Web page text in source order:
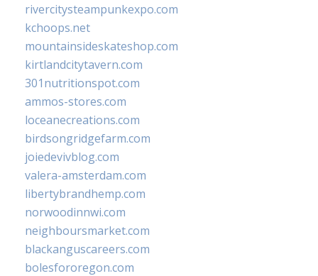
rivercitysteampunkexpo.com
kchoops.net
mountainsideskateshop.com
kirtlandcitytavern.com
301nutritionspot.com
ammos-stores.com
loceanecreations.com
birdsongridgefarm.com
joiedevivblog.com
valera-amsterdam.com
libertybrandhemp.com
norwoodinnwi.com
neighboursmarket.com
blackanguscareers.com
bolesfororegon.com